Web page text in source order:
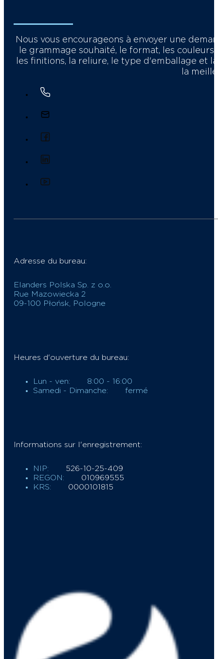
Nous vous encourageons à envoyer une
le grammage souhaité, le format, les
les finitions, la reliure, le type d'emballage et
la
Adresse du bureau:
Elanders Polska Sp. z o.o.
Rue Mazowiecka 2
09-100 Płońsk, Pologne
Heures d'ouverture du bureau:
Lun - ven:
8:00 - 16:00
Samedi - Dimanche:
fermé
Informations sur l'enregistrement:
NIP:
526-10-25-409
REGON:
010969555
KRS:
0000101815